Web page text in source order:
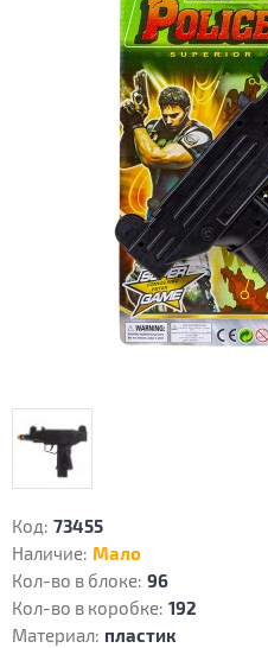
Код: 73455
Наличие: Мало
Кол-во в блоке: 96
Кол-во в коробке: 192
Материал: пластик